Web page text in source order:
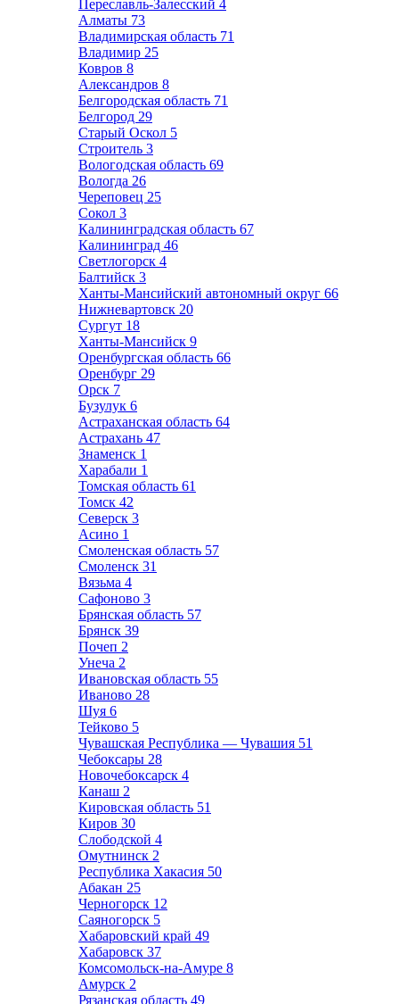
Переславль-Залесский 4
Алматы 73
Владимирская область 71
Владимир 25
Ковров 8
Александров 8
Белгородская область 71
Белгород 29
Старый Оскол 5
Строитель 3
Вологодская область 69
Вологда 26
Череповец 25
Сокол 3
Калининградская область 67
Калининград 46
Светлогорск 4
Балтийск 3
Ханты-Мансийский автономный округ 66
Нижневартовск 20
Сургут 18
Ханты-Мансийск 9
Оренбургская область 66
Оренбург 29
Орск 7
Бузулук 6
Астраханская область 64
Астрахань 47
Знаменск 1
Харабали 1
Томская область 61
Томск 42
Северск 3
Асино 1
Смоленская область 57
Смоленск 31
Вязьма 4
Сафоново 3
Брянская область 57
Брянск 39
Почеп 2
Унеча 2
Ивановская область 55
Иваново 28
Шуя 6
Тейково 5
Чувашская Республика — Чувашия 51
Чебоксары 28
Новочебоксарск 4
Канаш 2
Кировская область 51
Киров 30
Слободской 4
Омутнинск 2
Республика Хакасия 50
Абакан 25
Черногорск 12
Саяногорск 5
Хабаровский край 49
Хабаровск 37
Комсомольск-на-Амуре 8
Амурск 2
Рязанская область 49